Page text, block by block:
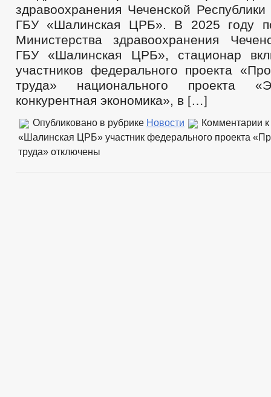
здравоохранения Чеченской
ГБУ «Шалинская ЦРБ». В 2025 году
Министерства здравоохранения
ГБУ «Шалинская ЦРБ», стационар
участников федерального проекта
труда» национального проекта
конкурентная экономика», в […]
Опубликовано в рубрике Новости Комментарии
«Шалинская ЦРБ» участник федерального проекта
труда» отключены